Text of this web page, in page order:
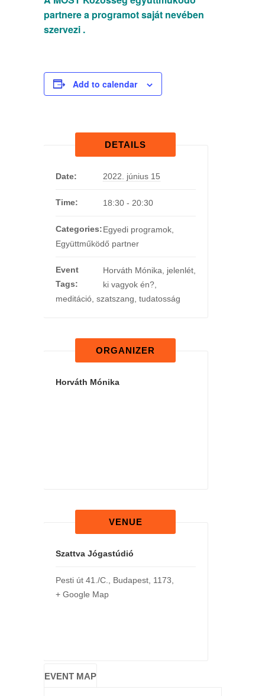
partnere a programot saját nevében
szervezi .
Add to calendar
DETAILS
Date: 2022. június 15
Time: 18:30 - 20:30
Categories:Egyedi programok,
Együttműködő partner
Event
Tags:
Horváth Mónika jelenlét,
ki vagyok én?,
meditáció, szatszang tudatosság
ORGANIZER
Horváth Mónika
VENUE
Szattva Jógastúdió
Pesti út 41./C. Budapest, 1173
+ Google Map
EVENT MAP